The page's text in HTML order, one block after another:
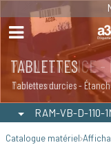
MAINTENANCE
Maintenance
TABLETTES
Tablettes durcies -
RAM-VB-D-110-
Catalogue matériel